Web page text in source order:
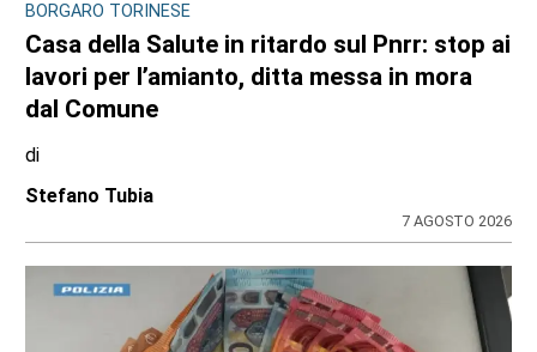
BORGARO TORINESE
Casa della Salute in ritardo sul Pnrr: stop ai
lavori per l’amianto, ditta messa in mora
dal Comune
di
Stefano Tubia
7 AGOSTO 2026